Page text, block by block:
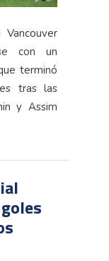
con un
terminó
tras las
y Assim